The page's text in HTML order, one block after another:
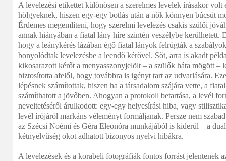
A levelezési etikettet különösen a szerelmes levelek írásakor volt
hölgyeknek, hiszen egy-egy botlás után a nők könnyen búcsút
Érdemes megemlíteni, hogy szerelmi levelezés csakis szülői
annak hiányában a fiatal lány híre szintén veszélybe kerülhetett.
hogy a leánykérés lázában égő fiatal lányok felrúgták a
bonyolódtak levelezésbe a leendő kérővel. Sőt, arra is akadt
kikosarazott kérőt a menyasszonyjelölt – a szülők háta mögött –
biztosította afelől, hogy továbbra is igényt tart az udvarlására.
lépésnek számítottak, hiszen ha a társadalom szájára vette, a
számíthatott a jövőben. Ahogyan a protokoll betartása, a levél
neveltetéséről árulkodott: egy-egy helyesírási hiba, vagy
levél írójáról markáns véleményt formáljanak. Persze nem
az Szécsi Noémi és Géra Eleonóra munkájából is kiderül – a
kétnyelvűség okot adhatott bizonyos nyelvi hibákra.
A levelezések és a korabeli fotográfiák fontos forrást jelentenek